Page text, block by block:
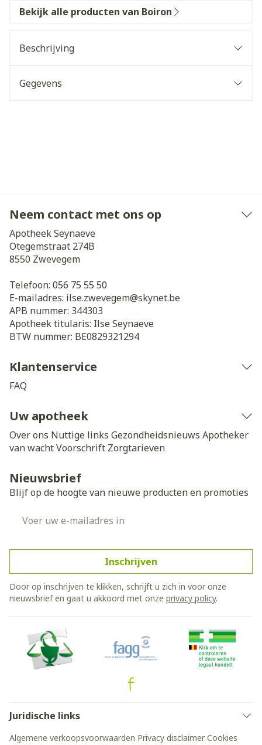
Bekijk alle producten van Boiron
Beschrijving
Gegevens
Neem contact met ons op
Apotheek Seynaeve
Otegemstraat 274B
8550 Zwevegem
Telefoon: 056 75 55 50
E-mailadres: ilse.zwevegem@skynet.be
APB nummer: 344303
Apotheek titularis: Ilse Seynaeve
BTW nummer: BE0829321294
Klantenservice
FAQ
Uw apotheek
Over ons Nuttige links Gezondheidsnieuws Apotheker
van wachtVoorschrift Zorgtarieven
Nieuwsbrief
Blijf op de hoogte van nieuwe producten en promoties
Inschrijven
Door op inschrijven te klikken, schrijft u zich in voor onze
nieuwsbrief en gaat u akkoord met onze privacy policy.
Juridische links
Algemene verkoopsvoorwaarden Privacy disclaimer Cookies